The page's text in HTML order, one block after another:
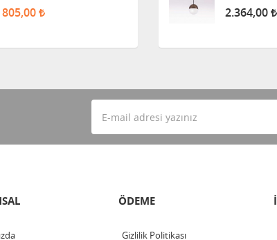
805,00 2.364,00
ÖDEME
Gizlilik Politikası